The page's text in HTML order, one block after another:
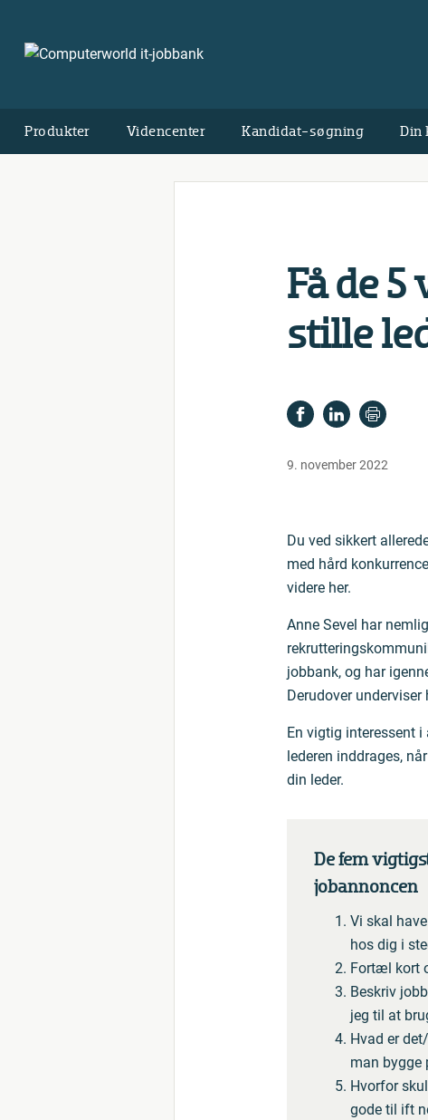
Produkter Videncenter Kandidat-søgning Din
Få de
stille
9. november 2022
Du ved sikkert
med hård
videre her.
Anne Sevel har
jobbank, og har
Derudover
En vigtig interessent
lederen inddrages,
din leder.
De fem
jobannoncen
Vi skal
hos dig i
Fortæl kort
Beskriv
jeg til at
Hvad er
man bygge
Hvorfor
gode til ift